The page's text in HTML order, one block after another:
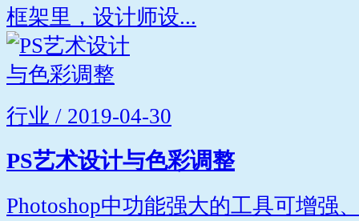
框架里，设计师设...
行业 / 2019-04-30
PS艺术设计与色彩调整
Photoshop中功能强大的工具可增强